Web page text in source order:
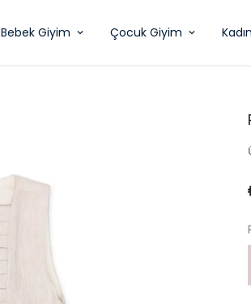
Bebek Giyim Çocuk Giyim